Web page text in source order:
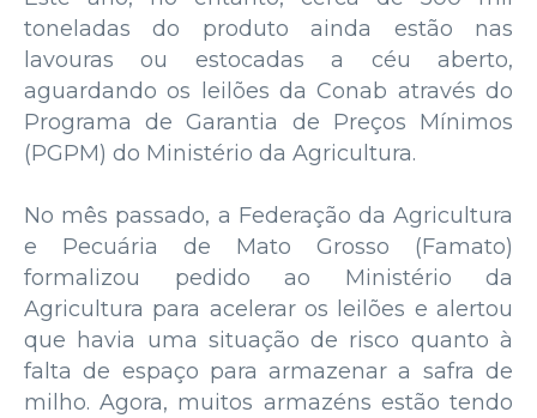
toneladas do produto ainda estão nas
lavouras ou estocadas a céu aberto,
aguardando os leilões da Conab através do
Programa de Garantia de Preços Mínimos
(PGPM) do Ministério da Agricultura.
No mês passado, a Federação da Agricultura
e Pecuária de Mato Grosso (Famato)
formalizou pedido ao Ministério da
Agricultura para acelerar os leilões e alertou
que havia uma situação de risco quanto à
falta de espaço para armazenar a safra de
milho. Agora, muitos armazéns estão tendo